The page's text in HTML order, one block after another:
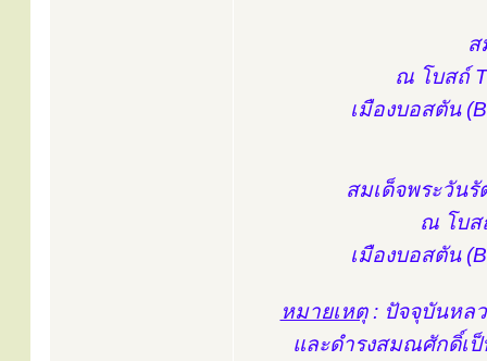
ส
ณ โบสถ์
เมืองบอสตัน
สมเด็จพระวัน
ณ โบส
เมืองบอสตัน
หมายเหตุ: ปัจจุบันหลว
และดำรงสมณศักดิ์เ